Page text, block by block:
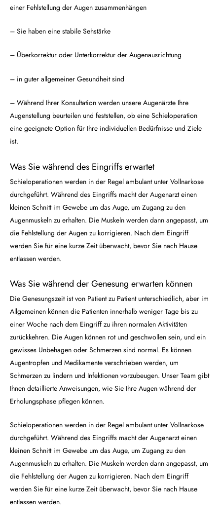
einer Fehlstellung der Augen zusammenhängen
– Sie haben eine stabile Sehstärke
– Überkorrektur oder Unterkorrektur der Augenausrichtung
– in guter allgemeiner Gesundheit sind
– Während Ihrer Konsultation werden unsere Augenärzte Ihre
Augenstellung beurteilen und feststellen, ob eine Schieloperation
eine geeignete Option für Ihre individuellen Bedürfnisse und Ziele
ist.
Was Sie während des Eingriffs erwartet
Schieloperationen werden in der Regel ambulant unter Vollnarkose
durchgeführt. Während des Eingriffs macht der Augenarzt einen
kleinen Schnitt im Gewebe um das Auge, um Zugang zu den
Augenmuskeln zu erhalten. Die Muskeln werden dann angepasst, um
die Fehlstellung der Augen zu korrigieren. Nach dem Eingriff
werden Sie für eine kurze Zeit überwacht, bevor Sie nach Hause
entlassen werden.
Was Sie während der Genesung erwarten können
Die Genesungszeit ist von Patient zu Patient unterschiedlich, aber im
Allgemeinen können die Patienten innerhalb weniger Tage bis zu
einer Woche nach dem Eingriff zu ihren normalen Aktivitäten
zurückkehren. Die Augen können rot und geschwollen sein, und ein
gewisses Unbehagen oder Schmerzen sind normal. Es können
Augentropfen und Medikamente verschrieben werden, um
Schmerzen zu lindern und Infektionen vorzubeugen. Unser Team gibt
Ihnen detaillierte Anweisungen, wie Sie Ihre Augen während der
Erholungsphase pflegen können.
Schieloperationen werden in der Regel ambulant unter Vollnarkose
durchgeführt. Während des Eingriffs macht der Augenarzt einen
kleinen Schnitt im Gewebe um das Auge, um Zugang zu den
Augenmuskeln zu erhalten. Die Muskeln werden dann angepasst, um
die Fehlstellung der Augen zu korrigieren. Nach dem Eingriff
werden Sie für eine kurze Zeit überwacht, bevor Sie nach Hause
entlassen werden.